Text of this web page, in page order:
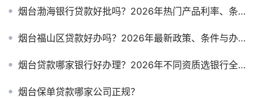
烟台渤海银行贷款好批吗？2026年热门产品利率、条件与申请攻略
烟台福山区贷款好办吗？2026年最新政策、条件与办理攻略
烟台贷款哪家银行好办理？2026年不同资质选银行全攻略
烟台保单贷款哪家公司正规？